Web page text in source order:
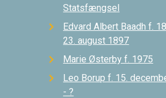
Statsfængsel
Edvard Albert Baadh f.
23. august 1897
Marie Østerby f. 1975
Leo Borup f. 15.
- ?